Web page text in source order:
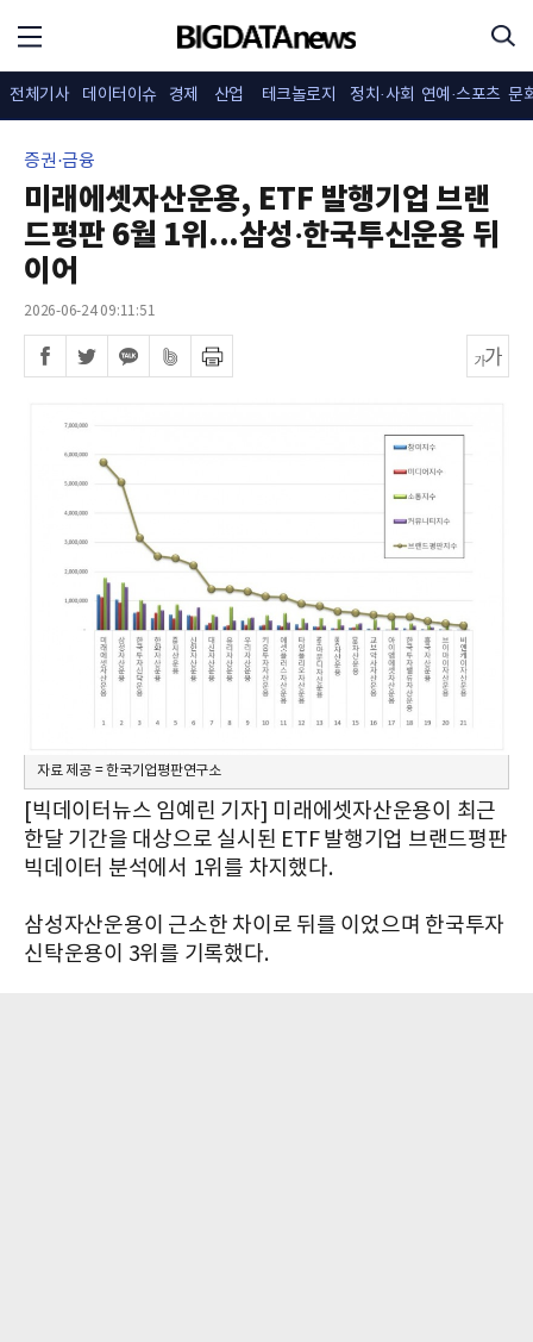
전체기사 데이터이슈 경제 산업 테크놀로지 정치·사회 연예·스포츠 문
증권·금융
미래에셋자산운용, ETF 발행기업 브랜
드평판 6월 1위...삼성·한국투신운용 뒤
이어
2026-06-24 09:11:51
자료 제공 = 한국기업평판연구소
[빅데이터뉴스 임예린 기자] 미래에셋자산운용이 최근
한달 기간을 대상으로 실시된 ETF 발행기업 브랜드평판
빅데이터 분석에서 1위를 차지했다.
삼성자산운용이 근소한 차이로 뒤를 이었으며 한국투자
신탁운용이 3위를 기록했다.